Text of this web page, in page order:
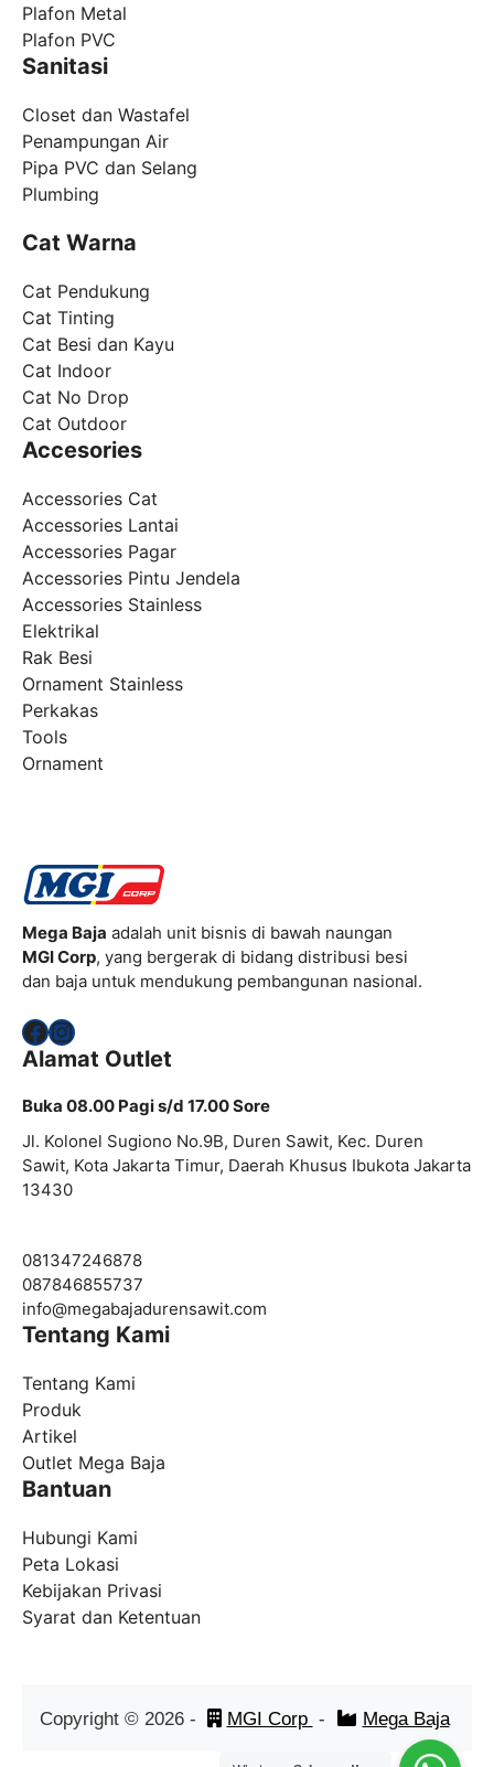
Plafon Metal
Plafon PVC
Sanitasi
Closet dan Wastafel
Penampungan Air
Pipa PVC dan Selang
Plumbing
Cat Warna
Cat Pendukung
Cat Tinting
Cat Besi dan Kayu
Cat Indoor
Cat No Drop
Cat Outdoor
Accesories
Accessories Cat
Accessories Lantai
Accessories Pagar
Accessories Pintu Jendela
Accessories Stainless
Elektrikal
Rak Besi
Ornament Stainless
Perkakas
Tools
Ornament
Mega Baja adalah unit bisnis di bawah naungan
MGI Corp, yang bergerak di bidang distribusi besi
dan baja untuk mendukung pembangunan nasional.
Facebook
Instagram
Alamat Outlet
Buka 08.00 Pagi s/d 17.00 Sore
Jl. Kolonel Sugiono No.9B, Duren Sawit, Kec. Duren
Sawit, Kota Jakarta Timur, Daerah Khusus Ibukota Jakarta
13430
081347246878
087846855737
info@megabajadurensawit.com
Tentang Kami
Tentang Kami
Produk
Artikel
Outlet Mega Baja
Bantuan
Hubungi Kami
Peta Lokasi
Kebijakan Privasi
Syarat dan Ketentuan
Copyright © 2026- MGI Corp - Mega Baja